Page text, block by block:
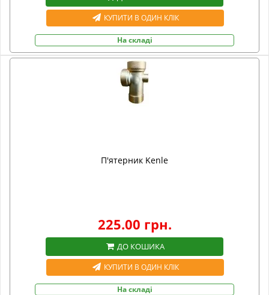
КУПИТИ В ОДИН КЛІК
На складі
П'ятерник Kenle
225.00 грн.
ДО КОШИКА
КУПИТИ В ОДИН КЛІК
На складі